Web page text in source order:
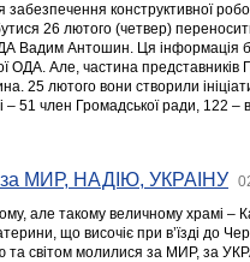
забезпечення конструктивної
26 лютого (четвер)
Вадим Антошин. Ця інформація
ОДА. Але, частина представників
25 лютого вони створили
51 член Громадської ради, 122 –
за МИР, НАДІЮ, УКРАЇНУ
але такому величному храмі –
що височіє при в’їзді до
та світом молилися за МИР, за